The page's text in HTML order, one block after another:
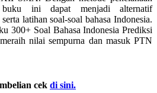
ini dapat menjadi alternatif
latihan soal-soal bahasa Indonesia.
300+ Soal Bahasa Indonesia Prediksi
nilai sempurna dan masuk PTN
cek di sini.